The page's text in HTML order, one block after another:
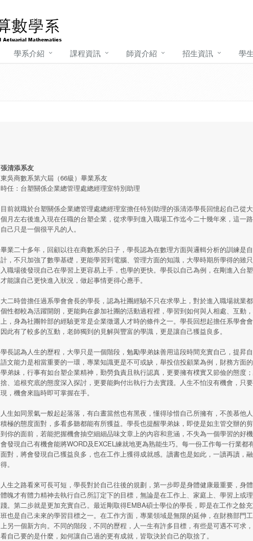
學系介紹 課程資訊 師資介紹 招生資訊 學
張清添系友
東吳商數系第六屆（66級）畢業系友
時任：台塑關係企業總管理處總經理室特別助理
目前就職於台塑關係企業總管理處總經理室擔任特別助理的張清添學長回憶起自己從
個月左右後進入現在任職的台塑企業，從求學到進入職場工作迄今二十幾年來，這一
自己只是一個很平凡的人。
畢業二十多年，回顧以往在商數系的日子，學長認為在數理方面與邏輯分析的訓練是
計，不只加強了數學基礎，更能學習到電腦、管理方面的知識，大學時期所學得的雖
入職場後發現自己在學習上更容易上手，也學的更快。學長以自己為例，在剛進入台
才能讓自己更快進入狀況，做起事情更得心應手。
大二時曾擔任過系學會會長的學長，認為社團經驗不只在求學上，對於進入職場就業
個性都較為活躍開朗，更能夠在參加社團的活動過程裡，學習到如何與人相處、互動
上，身為社團幹部的經驗更常是企業徵選人才時的條件之一。學長回想起擔任系學會
因此有了較多的互動，老師獨到的見解與豐富的學識，更是讓自己獲益良多。
學長認為人生的歷程，大學只是一個階段，勉勵學弟妹善用這段時間充實自己，提昇
語文能力是相當重要的一環，專業知識更是不可或缺，舉投信投顧業為例，財務方面
學弟妹，行事有如台塑企業精神，勤勞負責且執行認真，更要擁有樸實又節儉的態度
捨、追根究底的態度深入探討，更要能夠付出執行力去實踐。人生不怕沒有機會，只
現，機會來臨時即可掌握在手。
人生如同景氣一般起起落落，有白晝當然也有黑夜，懂得珍惜自己所擁有，不羨慕他
積極的態度面對，多看多聽都能有所獲益。學長也提醒學弟妹，即使是如主管交辦的
到你的面前，若能把握機會抽空細細品味文章上的內容和意涵，不失為一個學習的好
會發現自己有機會能將WORD及EXCEL練就地更為熟能生巧。每一份工作每一行業
面對，將會發現自己獲益良多，也在工作上獲得成就感。讀書也是如此，一讀再讀，
得。
人生之路看來可長可短，學長對於自己往後的規劃，第一步即是身體健康最重要，身
體魄才有體力精神去執行自己所訂定下的目標，無論是在工作上、家庭上、學習上或
踐。第二步就是更加充實自己。最近剛取得EMBA碩士學位的學長，即是在工作之餘
班也是自己未來的學習目標之一。在工作方面，專業領域是無限的延伸，在財務部門
上另一個新方向。不同的階段，不同的歷程，人一生有許多目標，有些是可遇不可求
看自己要的是什麼，如何讓自己過的更有成就，皆取決於自己的取捨了。